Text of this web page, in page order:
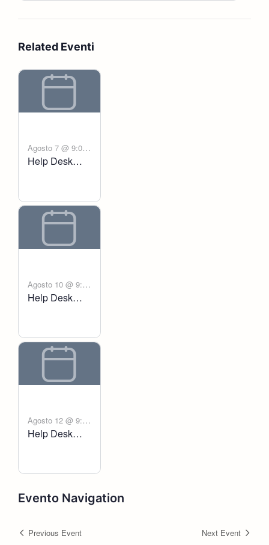
Related Eventi
Agosto 7 @ 9:00
am - 6:00 pm
Help Desk
Agosto 10 @ 9:00
am - 6:00 pm
Help Desk
Agosto 12 @ 9:00
am - 6:00 pm
Help Desk
Evento Navigation
Previous Event Next Event